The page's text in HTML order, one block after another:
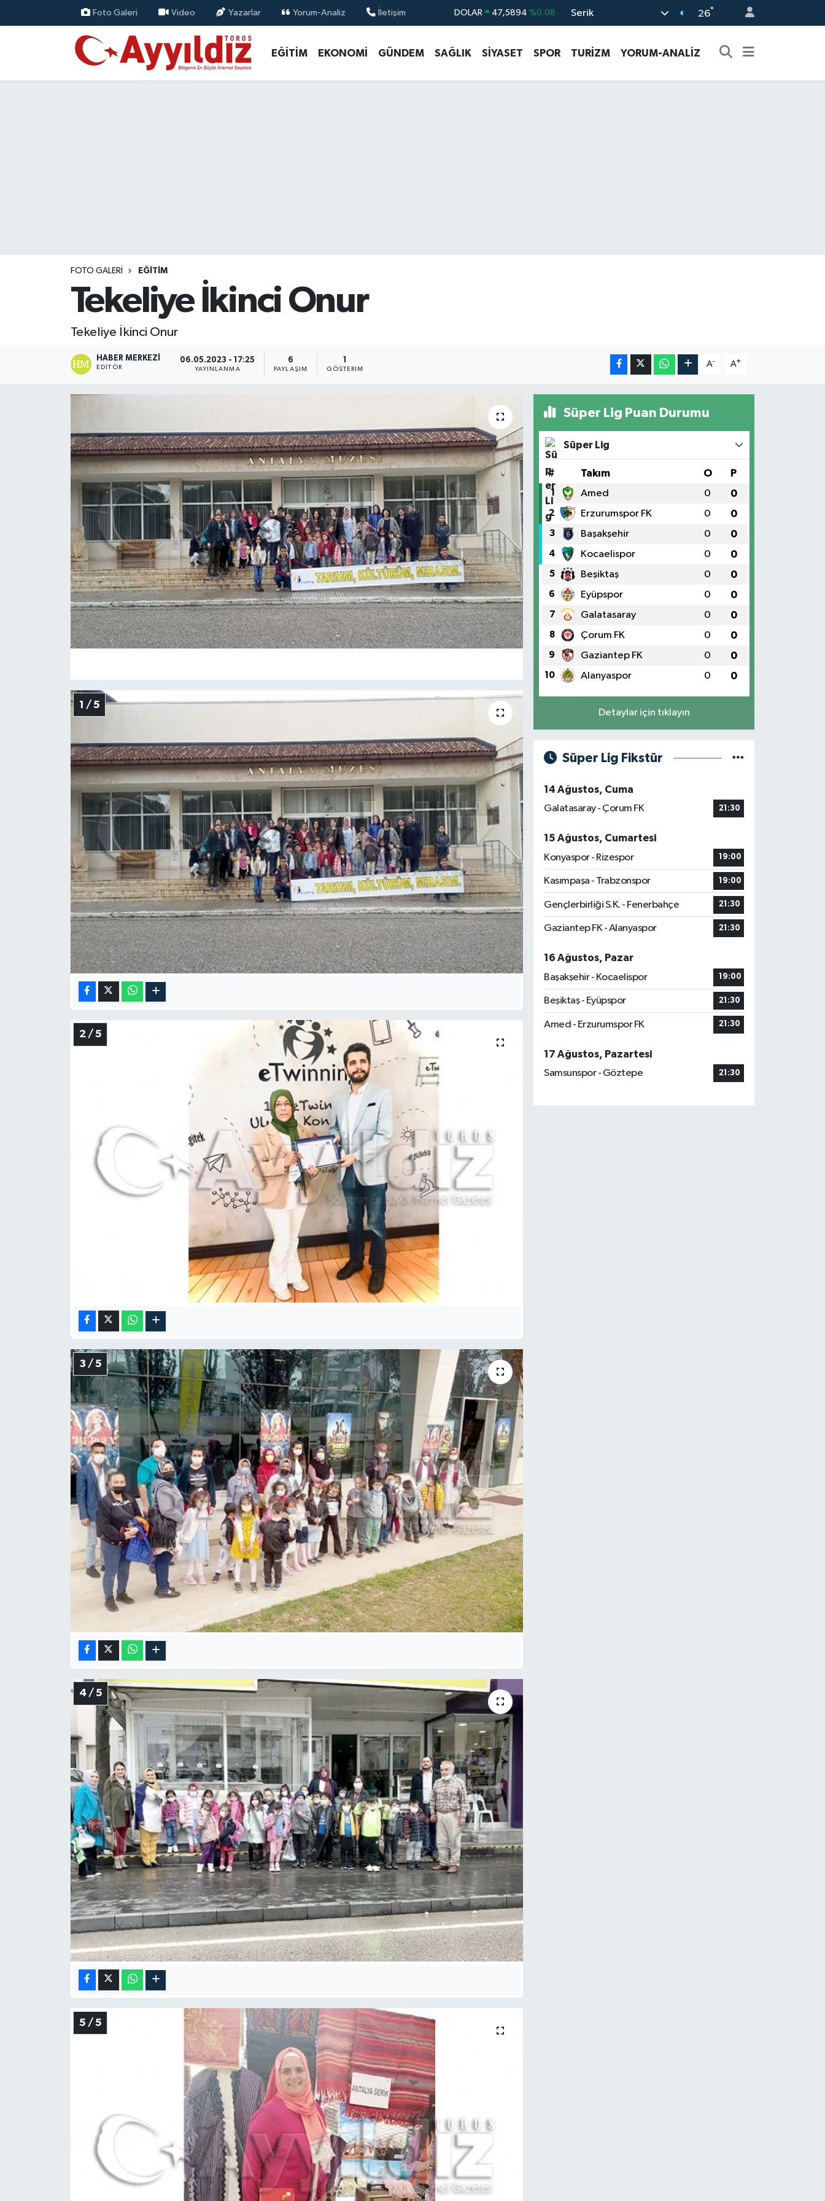
Foto Galeri Video Yazarlar Yorum-Analiz İletişim DOLAR 47,5894 %0.08
STERLİN 64,1581 %0.16
GRAM ALTIN 6527.85 %0.54
Serik 26°
EĞİTİM EKONOMİ GÜNDEM SAĞLIK SİYASET SPOR TURİZM YORUM-ANALİZ
FOTO GALERI EĞITIM
Tekeliye İkinci Onur
Tekeliye İkinci Onur
HABER MERKEZI
EDITÖR
06.05.2023 - 17:25
YAYINLANMA
6
PAYLAŞIM
1
GÖSTERIM
A- A+
1 / 5
2 / 5
3 / 5
4 / 5
5 / 5
Süper Lig Puan Durumu
Süper Lig
# Takım O P
1 Amed 0 0
2 Erzurumspor FK 0 0
3 Başakşehir 0 0
4 Kocaelispor 0 0
5 Beşiktaş 0 0
6 Eyüpspor 0 0
7 Galatasaray 0 0
8 Çorum FK 0 0
9 Gaziantep FK 0 0
10 Alanyaspor 0 0
Detaylar için tıklayın
Süper Lig Fikstür
14 Ağustos, Cuma
Galatasaray - Çorum FK
21:30
15 Ağustos, Cumartesi
Konyaspor - Rizespor
19:00
Kasımpaşa - Trabzonspor 19:00
Gençlerbirliği S.K. - Fenerbahçe 21:30
Gaziantep FK - Alanyaspor 21:30
16 Ağustos, Pazar
Başakşehir - Kocaelispor
19:00
Beşiktaş - Eyüpspor 21:30
Amed - Erzurumspor FK 21:30
17 Ağustos, Pazartesi
Samsunspor - Göztepe
21:30